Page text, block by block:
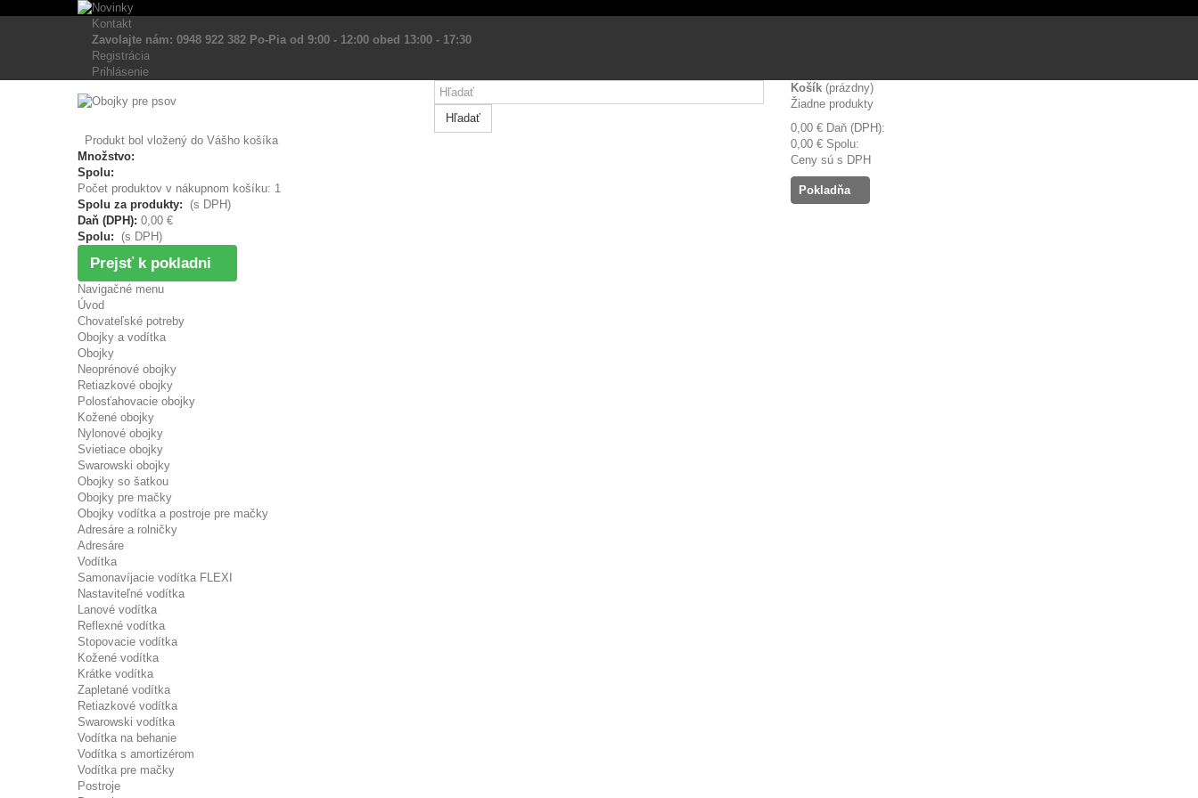
Kontakt
Zavolajte nám: 0948 922 382 Po-Pia od 9:00 - 12:00 obed 13:00 - 17:30
Registrácia
Prihlásenie
Hľadať
Košík (prázdny)
Žiadne produkty
0,00 € Daň (DPH):
0,00 € Spolu:
Ceny sú s DPH
Pokladňa
Produkt bol vložený do Vášho košíka
Množstvo:
Spolu:
Počet produktov v nákupnom košíku: 1
Spolu za produkty:
(s DPH)
Daň (DPH): 0,00 €
Spolu:
(s DPH)
Prejsť k pokladni
Navigačné menu
Úvod
Chovateľské potreby
Obojky a vodítka
Obojky
Neoprénové obojky
Retiazkové obojky
Polosťahovacie obojky
Kožené obojky
Nylonové obojky
Svietiace obojky
Swarowski obojky
Obojky so šatkou
Obojky pre mačky
Obojky vodítka a postroje pre mačky
Adresáre a rolničky
Adresáre
Vodítka
Samonavíjacie vodítka FLEXI
Nastaviteľné vodítka
Lanové vodítka
Reflexné vodítka
Stopovacie vodítka
Kožené vodítka
Krátke vodítka
Zapletané vodítka
Retiazkové vodítka
Swarowski vodítka
Vodítka na behanie
Vodítka s amortizérom
Vodítka pre mačky
Postroje